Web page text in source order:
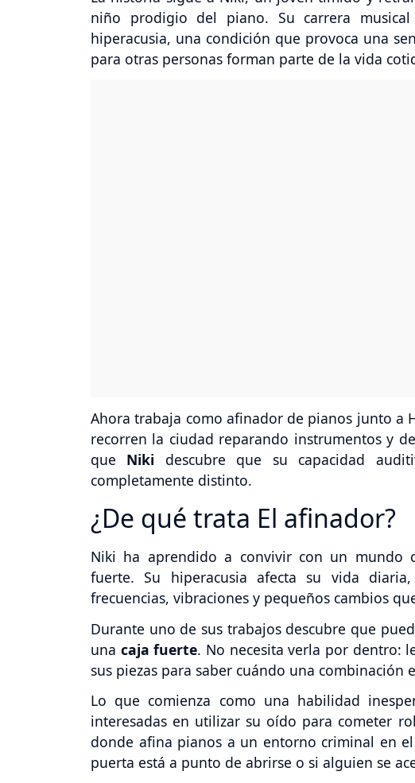
niño prodigio del piano. Su carrera
hiperacusia, una condición que provoca una
para otras personas forman parte de la vida
Ahora trabaja como afinador de pianos junto a
recorren la ciudad reparando instrumentos y
que Niki descubre que su capacidad
completamente distinto.
¿De qué trata El afinador?
Niki ha aprendido a convivir con un mundo
fuerte. Su hiperacusia afecta su vida
frecuencias, vibraciones y pequeños cambios
Durante uno de sus trabajos descubre que
una caja fuerte. No necesita verla por dentro:
sus piezas para saber cuándo una combinación
Lo que comienza como una habilidad
interesadas en utilizar su oído para cometer
donde afina pianos a un entorno criminal en
puerta está a punto de abrirse o si alguien se